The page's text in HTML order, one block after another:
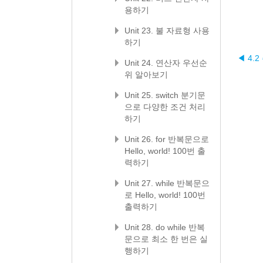
◀ 4.2
용하기
Unit 23. 불 자료형 사용
하기
Unit 24. 연산자 우선순
위 알아보기
Unit 25. switch 분기문
으로 다양한 조건 처리
하기
Unit 26. for 반복문으로
Hello, world! 100번 출
력하기
Unit 27. while 반복문으
로 Hello, world! 100번
출력하기
Unit 28. do while 반복
문으로 최소 한 번은 실
행하기